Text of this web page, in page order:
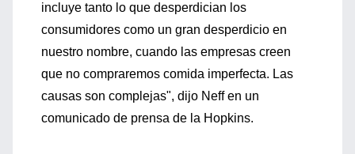
incluye tanto lo que desperdician los
consumidores como un gran desperdicio en
nuestro nombre, cuando las empresas creen
que no compraremos comida imperfecta. Las
causas son complejas", dijo Neff en un
comunicado de prensa de la Hopkins.